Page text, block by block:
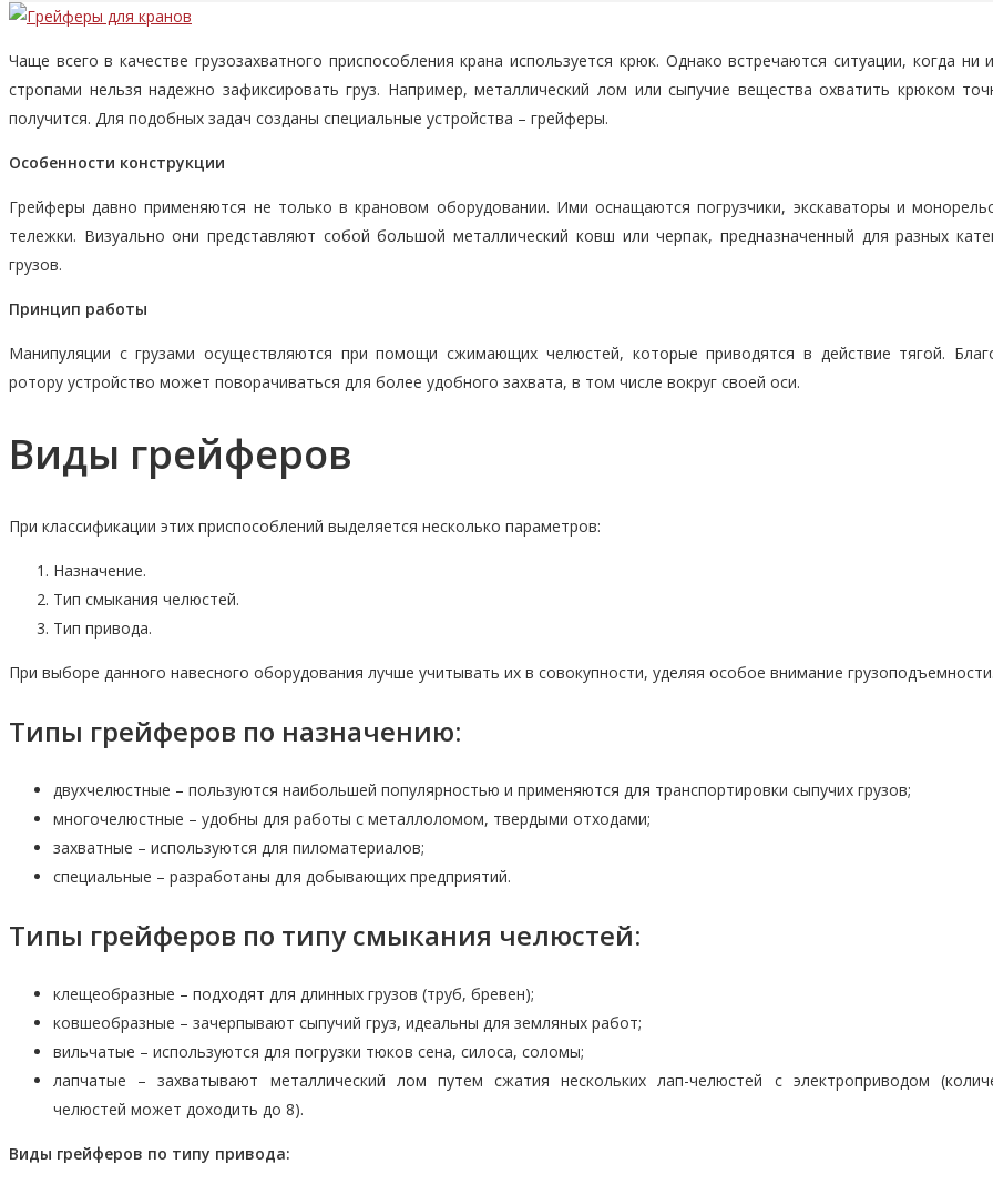
Чаще всего в качестве грузозахватного приспособления крана используется крюк. Однако встречаются ситуации, когда ни
стропами нельзя надежно зафиксировать груз. Например, металлический лом или сыпучие вещества охватить крюком
получится. Для подобных задач созданы специальные устройства – грейферы.
Особенности конструкции
Грейферы давно применяются не только в крановом оборудовании. Ими оснащаются погрузчики, экскаваторы и
тележки. Визуально они представляют собой большой металлический ковш или черпак, предназначенный для разных
грузов.
Принцип работы
Манипуляции с грузами осуществляются при помощи сжимающих челюстей, которые приводятся в действие тягой.
ротору устройство может поворачиваться для более удобного захвата, в том числе вокруг своей оси.
Виды грейферов
При классификации этих приспособлений выделяется несколько параметров:
Назначение.
Тип смыкания челюстей.
Тип привода.
При выборе данного навесного оборудования лучше учитывать их в совокупности, уделяя особое внимание грузоподъемности.
Типы грейферов по назначению:
двухчелюстные – пользуются наибольшей популярностью и применяются для транспортировки сыпучих грузов;
многочелюстные – удобны для работы с металлоломом, твердыми отходами;
захватные – используются для пиломатериалов;
специальные – разработаны для добывающих предприятий.
Типы грейферов по типу смыкания челюстей:
клещеобразные – подходят для длинных грузов (труб, бревен);
ковшеобразные – зачерпывают сыпучий груз, идеальны для земляных работ;
вильчатые – используются для погрузки тюков сена, силоса, соломы;
лапчатые – захватывают металлический лом путем сжатия нескольких лап-челюстей с электроприводом
челюстей может доходить до 8).
Виды грейферов по типу привода: